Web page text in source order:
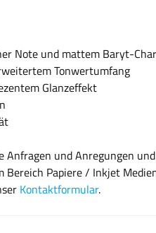
Note und mattem Baryt-
Tonwertumfang
Glanzeffekt
Anfragen und Anregungen
Papiere / Inkjet
Kontaktformular.